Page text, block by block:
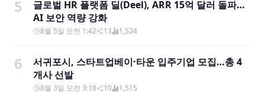
5
글로벌 HR 플랫폼 딜(Deel), ARR 15억 달러 돌파…
AI 보안 역량 강화
8월 5일 오전 1:42 13 1,524
6
서귀포시, 스타트업베이·타운 입주기업 모집…총 4
개사 선발
8월 3일 오전 3:18 10 1,515